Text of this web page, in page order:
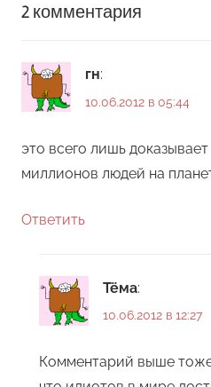
2 комментария
гн:
10.06.2012 в 05:44
это всего лишь
миллионов людей на
Ответить
Тёма:
10.06.2012 в 12:27
Комментарий выше